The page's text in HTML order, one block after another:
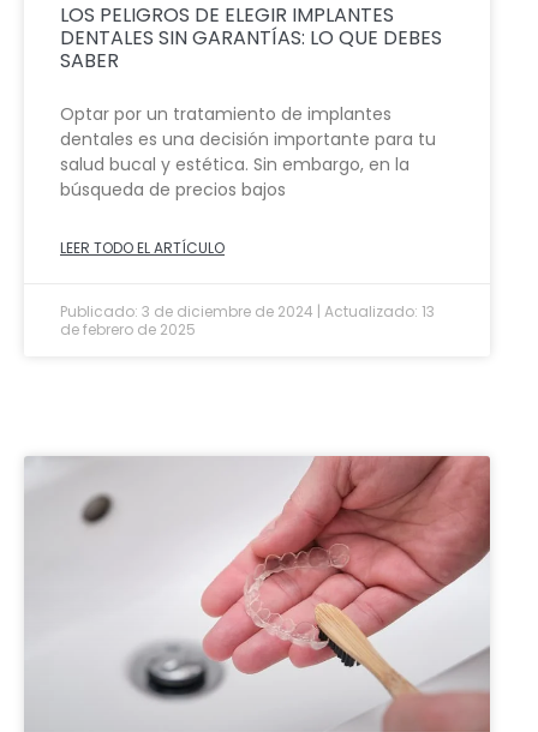
LOS PELIGROS DE ELEGIR IMPLANTES
DENTALES SIN GARANTÍAS: LO QUE DEBES
SABER
Optar por un tratamiento de implantes
dentales es una decisión importante para tu
salud bucal y estética. Sin embargo, en la
búsqueda de precios bajos
LEER TODO EL ARTÍCULO
Publicado: 3 de diciembre de 2024 | Actualizado: 13
de febrero de 2025